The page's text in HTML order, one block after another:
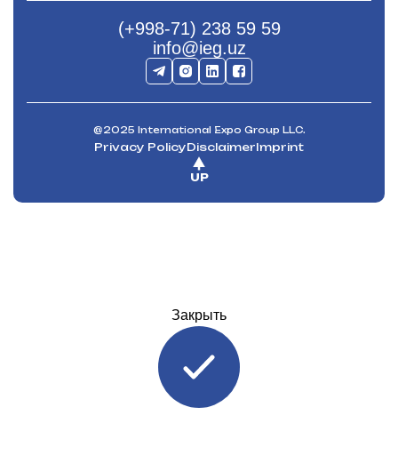
(+998-71) 238 59 59
info@ieg.uz
@2025 International Expo Group LLC.
Privacy PolicyDisclaimerImprint
UP
Закрыть